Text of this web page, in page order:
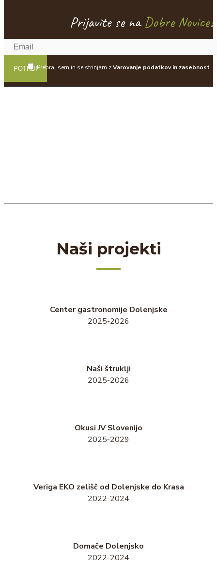
Prijavite se naDobre Novice!
POTRDIPrebral sem in se strinjam zVarovanje podatkov in zasebnost
Naši projekti
Center gastronomije Dolenjske
2025-2026
Naši štruklji
2025-2026
Okusi JV Slovenijo
2025-2029
Veriga EKO zelišč od Dolenjske do Krasa
2022-2024
Domače Dolenjsko
2022-2024